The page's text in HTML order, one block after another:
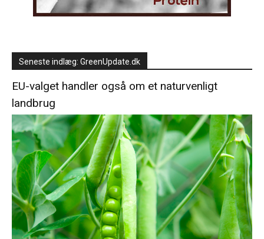
Seneste indlæg: GreenUpdate.dk
EU-valget handler også om et naturvenligt
landbrug